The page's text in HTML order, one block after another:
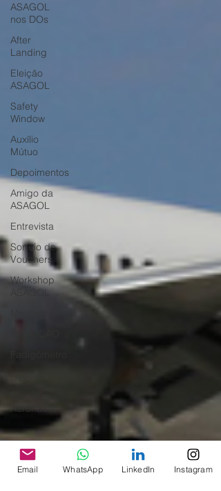
ASAGOL
nos DOs
After
Landing
Eleição
ASAGOL
Safety
Window
Auxílio
Mútuo
Depoimentos
Amigo da
ASAGOL
Entrevista
Sorteio de
Vouchers
Workshop
ASAGOL
Aeronáutica
Email WhatsApp LinkedIn Instagram